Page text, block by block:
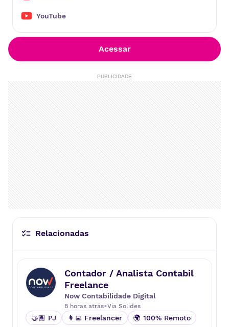
YouTube
Acessar
PUBLICIDADE
Relacionadas
Contador / Analista Contabil
Freelance
Now Contabilidade Digital
8 horas atrás•Via Solides
🤝🏽 PJ 👩‍💻 Freelancer 🌍 100% Remoto